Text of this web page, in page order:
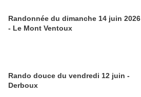
Randonnée du dimanche 14 juin 2026
- Le Mont Ventoux
Rando douce du vendredi 12 juin -
Derboux